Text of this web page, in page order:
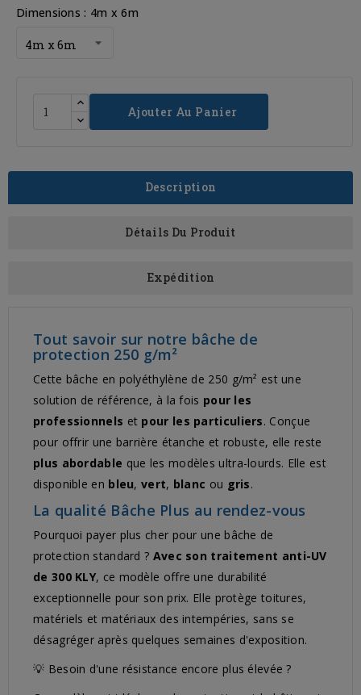
Dimensions : 4m x 6m
Ajouter Au Panier
Description
Détails Du Produit
Expédition
Tout savoir sur notre bâche de
protection 250 g/m²
Cette bâche en polyéthylène de 250 g/m² est une
solution de référence, à la fois pour les
professionnels et pour les particuliers. Conçue
pour offrir une barrière étanche et robuste, elle reste
plus abordable que les modèles ultra-lourds. Elle est
disponible en bleu,vert, blanc ou gris.
La qualité Bâche Plus au rendez-vous
Pourquoi payer plus cher pour une bâche de
protection standard ? Avec son traitement anti-UV
de 300 KLY, ce modèle offre une durabilité
exceptionnelle pour son prix. Elle protège toitures,
matériels et matériaux des intempéries, sans se
désagréger après quelques semaines d'exposition.
💡 Besoin d'une résistance encore plus élevée ?